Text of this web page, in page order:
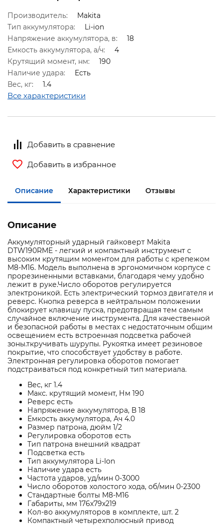
Производитель:
Makita
Тип аккумулятора:
Li-ion
Напряжение аккумулятора, в:
18
Емкость аккумулятора, а/ч:
4
Крутящий момент, нм:
190
Наличие удара:
Есть
Вес, кг:
1.4
Все характеристики
Добавить в сравнение
Добавить в избранное
Описание Характеристики Отзывы
Описание
Аккумуляторный ударный гайковерт Makita
DTW190RME - легкий и компактный инструмент с
высоким крутящим моментом для работы с крепежом
М8-М16. Модель выполнена в эргономичном корпусе с
прорезиненными вставками, благодаря чему удобно
лежит в руке.Число оборотов регулируется
электроникой. Есть электрический тормоз двигателя и
реверс. Кнопка реверса в нейтральном положении
блокирует клавишу пуска, предотвращая тем самым
случайное включение инструмента. Для качественной
и безопасной работы в местах с недостаточным общим
освещением есть встроенная подсветка рабочей
зоны.ткручивать шурупы. Рукоятка имеет резиновое
покрытие, что способствует удобству в работе.
Электронная регулировка оборотов помогает
подстраиваться под конкретный тип материала.
Вес, кг 1.4
Макс. крутящий момент, Нм 190
Реверс есть
Напряжение аккумулятора, В 18
Емкость аккумулятора, Ач 4.0
Размер патрона, дюйм 1/2
Регулировка оборотов есть
Тип патрона внешний квадрат
Подсветка есть
Тип аккумулятора Li-Ion
Наличие удара есть
Частота ударов, уд/мин 0-3000
Число оборотов холостого хода, об/мин 0-2300
Стандартные болты M8-M16
Габариты, мм 176х79х219
Кол-во аккумуляторов в комплекте, шт. 2
Компактный четырехполюсный привод